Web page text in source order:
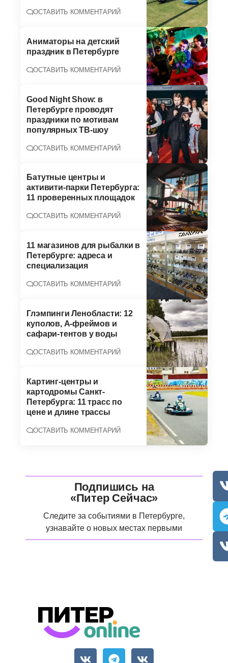
ОСТАВИТЬ КОММЕНТАРИЙ
Аниматоры на детский
праздник в Петербурге
ОСТАВИТЬ КОММЕНТАРИЙ
Good Night Show: в
Петербурге проводят
праздники по мотивам
популярных ТВ-шоу
ОСТАВИТЬ КОММЕНТАРИЙ
Батутные центры и
активити-парки Петербурга:
11 проверенных площадок
ОСТАВИТЬ КОММЕНТАРИЙ
11 магазинов для рыбалки в
Петербурге: адреса и
специализация
ОСТАВИТЬ КОММЕНТАРИЙ
Глэмпинги Ленобласти: 12
куполов, А-фреймов и
сафари-тентов у воды
ОСТАВИТЬ КОММЕНТАРИЙ
Картинг-центры и
картодромы Санкт-
Петербурга: 11 трасс по
цене и длине трассы
ОСТАВИТЬ КОММЕНТАРИЙ
Подпишись на
«Питер Сейчас»
Следите за событиями в Петербурге,
узнавайте о новых местах первыми